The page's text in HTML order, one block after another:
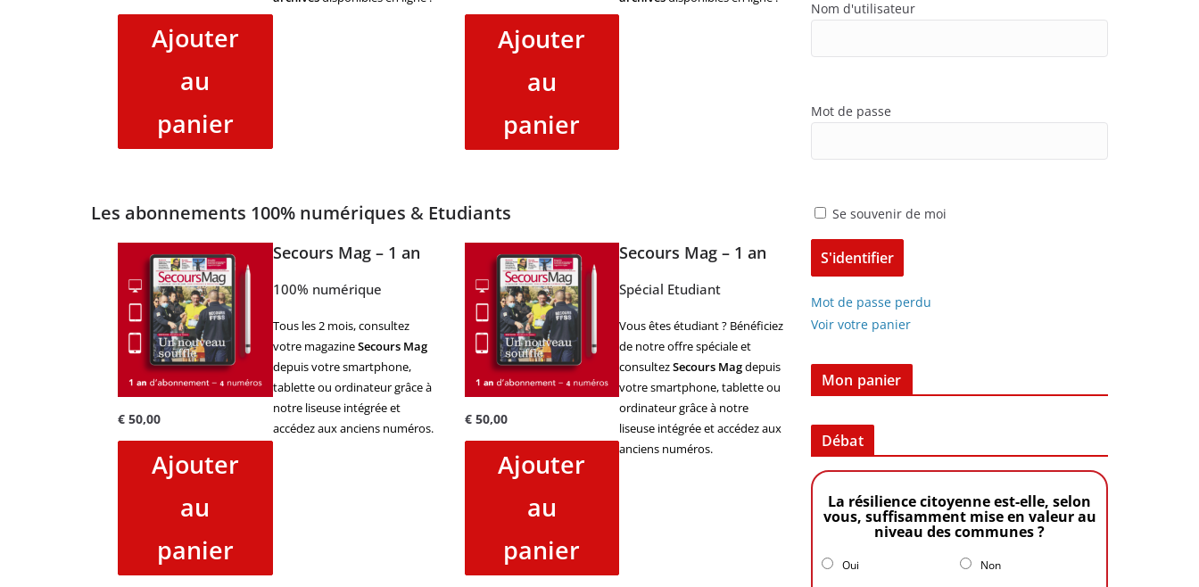
Ajouter
au
panier
Ajouter
au
panier
Les abonnements 100% numériques & Etudiants
€ 50,00
Ajouter
au
panier
Secours Mag – 1 an
100% numérique
Tous les 2 mois, consultez
votre magazineSecours Mag
depuis votre smartphone,
tablette ou ordinateur grâce à
notre liseuse intégrée et
accédez aux anciens numéros.
€50,00
Ajouter
au
panier
Secours Mag – 1 an
Spécial Etudiant
Vous êtes étudiant ? Bénéficiez
de notre offre spéciale et
consultezSecours Magdepuis
votre smartphone, tablette ou
ordinateur grâce à notre
liseuse intégrée et accédez aux
anciens numéros.
Nom d'utilisateur
Mot de passe
Se souvenir de moi
Mot de passe perdu
Voir votre panier
Mon panier
Débat
La résilience citoyenne est-elle, selon
vous, suffisamment mise en valeur au
niveau des communes ?
Oui Non